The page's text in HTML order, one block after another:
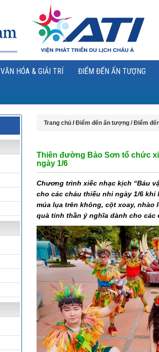
VĂN HÓA & GIẢI TRÍ ĐIỂM ĐẾN ẤN TƯỢNG
Trang chủ /Điểm đến ấn tượng /Điểm
Thiên đường Bảo Sơn tổ chức
ngày 1/6
Chương trình xiếc nhạc kịch “Báu
cho các cháu thiếu nhi ngày 1/6
múa lụa trên không, cột xoay, nhào
quà tinh thần ý nghĩa dành cho các